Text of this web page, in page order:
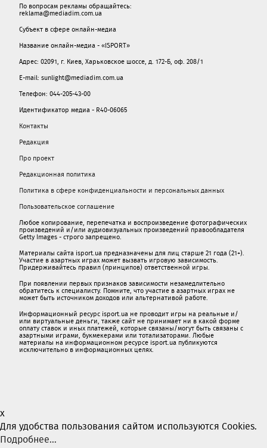
По вопросам рекламы обращайтесь:
reklama@mediadim.com.ua
Субъект в сфере онлайн-медиа
Название онлайн-медиа - «ISPORT»
Адрес: 02091, г. Киев, Харьковское шоссе, д. 172-Б, оф. 208/1
E-mail: sunlight@mediadim.com.ua
Телефон: 044-205-43-00
Идентификатор медиа - R40-06065
Контакты
Редакция
Про проект
Редакционная политика
Политика в сфере конфиденциальности и персональных данных
Пользовательское соглашение
Любое копирование, перепечатка и воспроизведение фотографических
произведений и/или аудиовизуальных произведений правообладателя
Getty Images - строго запрещено.
Материалы сайта isport.ua предназначены для лиц старше 21 года (21+).
Участие в азартных играх может вызвать игровую зависимость.
Придерживайтесь правил (принципов) ответственной игры.
При появлении первых признаков зависимости незамедлительно
обратитесь к специалисту. Помните, что участие в азартных играх не
может быть источником доходов или альтернативой работе.
Информационный ресурс isport.ua не проводит игры на реальные и/
или виртуальные деньги, также сайт не принимает ни в какой форме
oплaту ставок и иных платежей, которые связаны/могут быть связаны c
азартными игрaми, букмекерами или тотализаторами. Любые
материалы на информационном ресурсе isport.ua публикуютcя
исключительно в информационных целях.
x
Для удобства пользования сайтом используются Cookies.
Подробнее...